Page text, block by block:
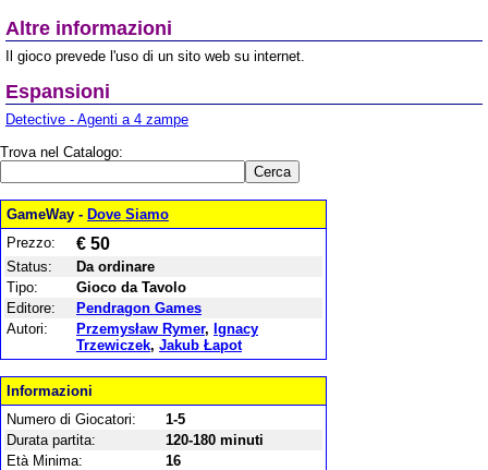
Altre informazioni
Il gioco prevede l'uso di un sito web su internet.
Espansioni
Detective - Agenti a 4 zampe
Trova nel Catalogo:
GameWay - Dove Siamo
Prezzo:
€ 50
Status:
Da ordinare
Tipo:
Gioco da Tavolo
Editore:
Pendragon Games
Autori:
Przemysław Rymer, Ignacy
Trzewiczek, Jakub Łapot
Informazioni
Numero di Giocatori:
1-5
Durata partita:
120-180 minuti
Età Minima:
16